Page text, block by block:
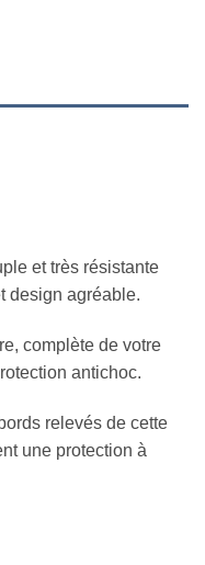
et très résistante
design agréable.
complète de votre
antichoc.
relevés de cette
une protection à